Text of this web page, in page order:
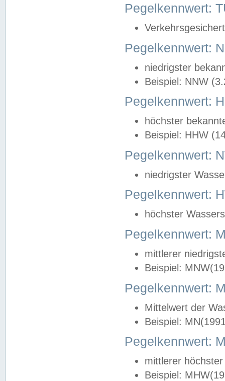
Pegelkennwert:
Pegelkennwert:
niedrigster
Beispiel: NNW
Pegelkennwert:
höchster
Beispiel: HHW
Pegelkennwert:
niedrigster
Pegelkennwert:
höchster
Pegelkennwert:
mittlerer
Beispiel:
Pegelkennwert:
Mittelwert der
Beispiel:
Pegelkennwert:
mittlerer
Beispiel: